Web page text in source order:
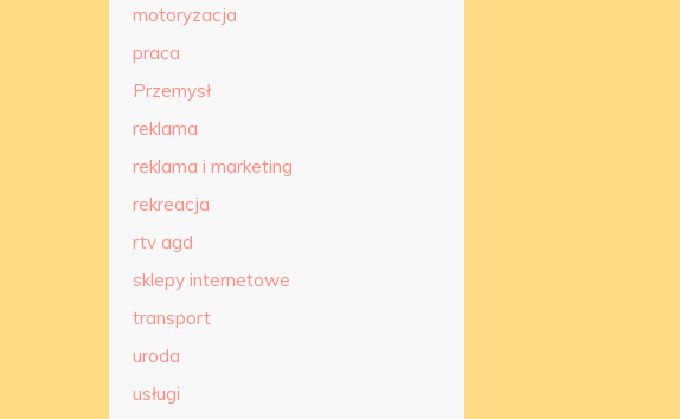
motoryzacja
praca
Przemysł
reklama
reklama i marketing
rekreacja
rtv agd
sklepy internetowe
transport
uroda
usługi